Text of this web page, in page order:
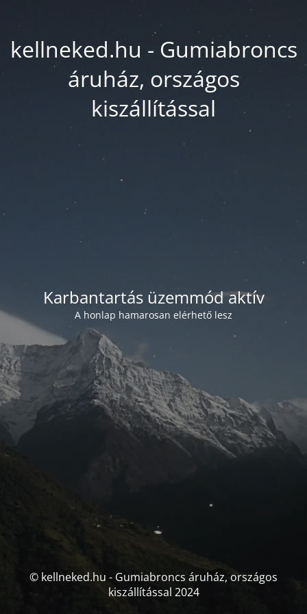
kellneked.hu - Gumiabroncs
áruház, országos
kiszállítással
Karbantartás üzemmód aktív
A honlap hamarosan elérhető lesz
© kellneked.hu - Gumiabroncs áruház, országos
kiszállítással 2024